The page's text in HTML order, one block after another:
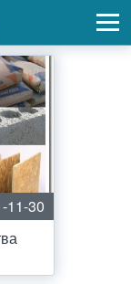
11-30